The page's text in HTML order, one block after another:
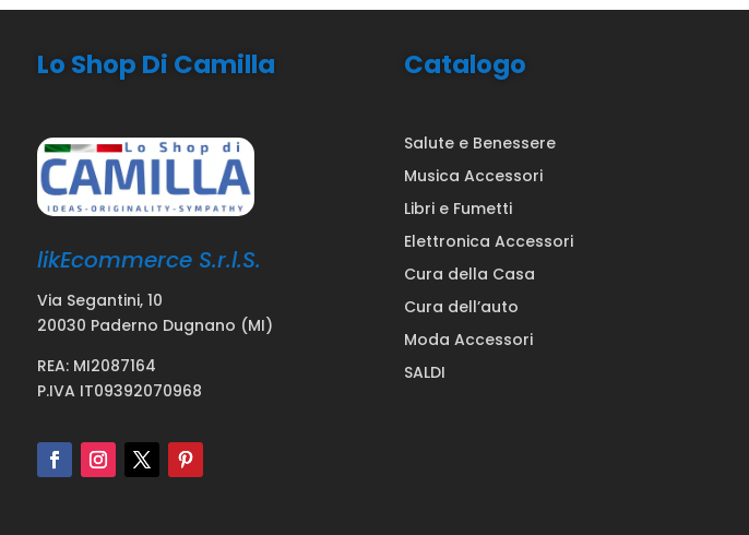
Lo Shop Di Camilla
likEcommerce S.r.l.S.
Via Segantini, 10
20030 Paderno Dugnano (MI)
REA: MI2087164
P.IVA IT09392070968
Catalogo
Salute e Benessere
Musica Accessori
Libri e Fumetti
Elettronica Accessori
Cura della Casa
Cura dell’auto
Moda Accessori
SALDI